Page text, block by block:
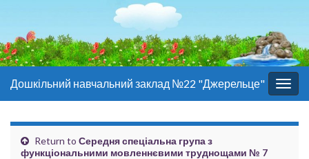
Дошкільний навчальний заклад №22 "Джерельце"
Return to Середня спеціальна група з
функціональними мовленнєвими труднощами № 7